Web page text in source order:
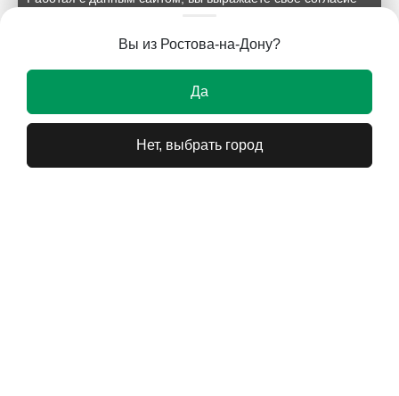
Вы из Ростова-на-Дону?
Да
Нет, выбрать город
данных на условиях, изложенных в
соответствующих